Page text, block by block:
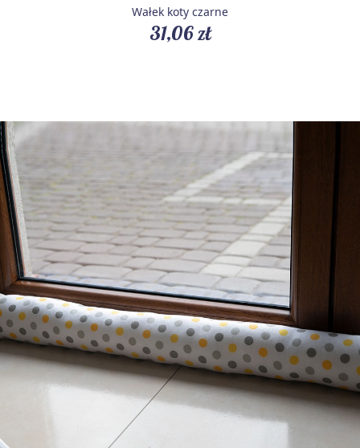
Wałek koty czarne
31,06 zł